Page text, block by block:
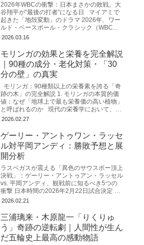
2026年WBCの衝撃：日本まさかの敗戦。大
谷翔平が“最後の打者”になる日 マイアミで
起きた「地殻変動」のドラマ 2026年、ワー
ルド・ベースボール・クラシック（WBC）
の舞台となったマイアミのローンデポ・
2026.03.16
モリンガの効果と栄養を完全解説
｜90種の成分・老化対策・「30
分の壁」の真実
モリンガ：90種類以上の栄養素を誇る「奇
跡の木」の完全解説 1. モリンガの本質的価
値：なぜ「地球上で最も栄養価の高い植物」
と呼ばれるのか 現代の栄養学において、私
たちは「飽食の中の栄養失調」
2026.02.27
ゲーリー・アントゥワン・ラッセ
ル対平岡アンディ：勝敗予想と展
開分析
ラスベガスが震える「異色のサウスポー頂上
決戦」：ゲーリー・アントゥアン・ラッセル
vs. 平岡アンディ、観戦前に知るべき5つの
衝撃 日本時間の2026年2月22日試合決定 ゲ
ーリー・アントゥアン・ラッセルVS平岡ア
2026.02.21
三浦璃来・木原龍一「りくりゅ
う」奇跡の逆転劇｜人間性が生ん
だ五輪史上最高の感動物語